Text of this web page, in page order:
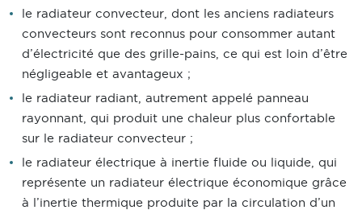
le radiateur convecteur, dont les anciens radiateurs
convecteurs sont reconnus pour consommer autant
d’électricité que des grille-pains, ce qui est loin d’être
négligeable et avantageux ;
le radiateur radiant, autrement appelé panneau
rayonnant, qui produit une chaleur plus confortable
sur le radiateur convecteur ;
le radiateur électrique à inertie fluide ou liquide, qui
représente un radiateur électrique économique grâce
à l’inertie thermique produite par la circulation d’un